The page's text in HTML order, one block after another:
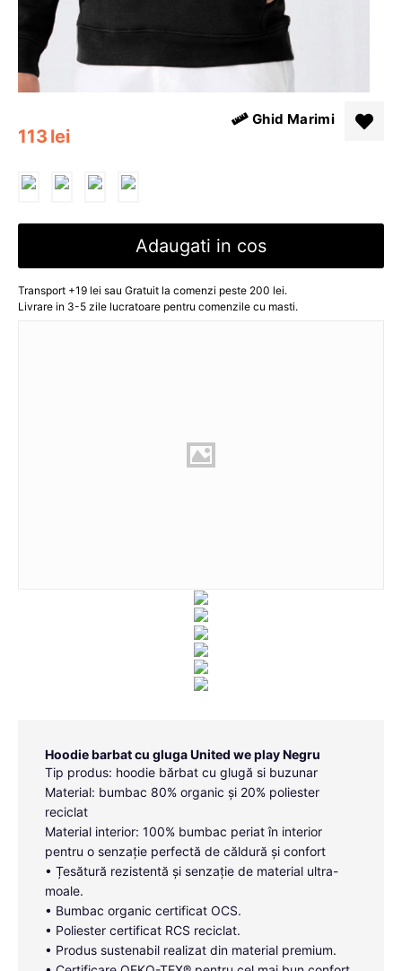
113 lei
Ghid Marimi
Adaugati in cos
Transport +19 lei sau Gratuit la comenzi peste 200 lei.
Livrare in 3-5 zile lucratoare pentru comenzile cu masti.
Hoodie barbat cu gluga United we play Negru
Tip produs: hoodie bărbat cu glugă si buzunar
Material: bumbac 80% organic și 20% poliester
reciclat
Material interior: 100% bumbac periat în interior
pentru o senzație perfectă de căldură și confort
• Țesătură rezistentă și senzație de material ultra-
moale.
• Bumbac organic certificat OCS.
• Poliester certificat RCS reciclat.
• Produs sustenabil realizat din material premium.